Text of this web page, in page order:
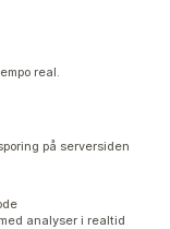
real.
på serversiden
analyser i realtid